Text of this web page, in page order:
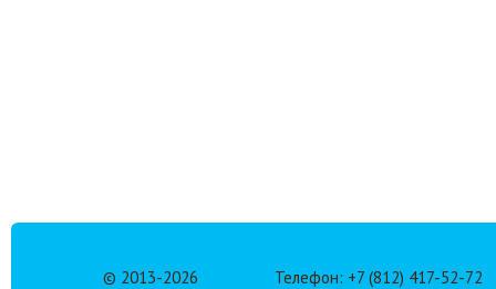
© 2013-2026 Телефон: +7 (812) 417-52-72